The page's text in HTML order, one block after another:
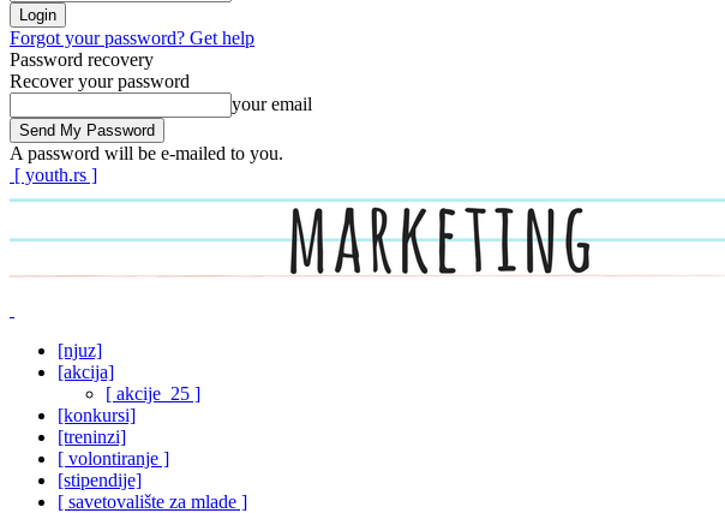
Forgot your password? Get help
Password recovery
Recover your password
your email
A password will be e-mailed to you.
[ youth.rs ]
[njuz]
[akcija]
[ akcije_25 ]
[konkursi]
[treninzi]
[ volontiranje ]
[stipendije]
[ savetovalište za mlade ]